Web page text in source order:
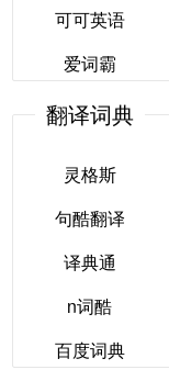
普特英语
可可英语
可可英语
爱词霸
爱词霸
翻译词典
灵格斯
灵格斯
句酷翻译
句酷翻译
译典通
译典通
n词酷
n词酷
百度词典